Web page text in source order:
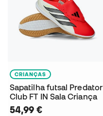
CRIANÇAS
Sapatilha futsal Predator
Club FT IN Sala Criança
54,99 €